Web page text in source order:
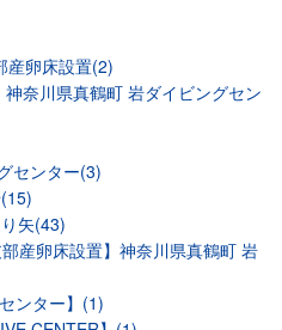
産卵床設置(2)
神奈川県真鶴町 岩ダイビングセン
センター(3)
矢(43)
産卵床設置】神奈川県真鶴町 岩
ンター】(1)